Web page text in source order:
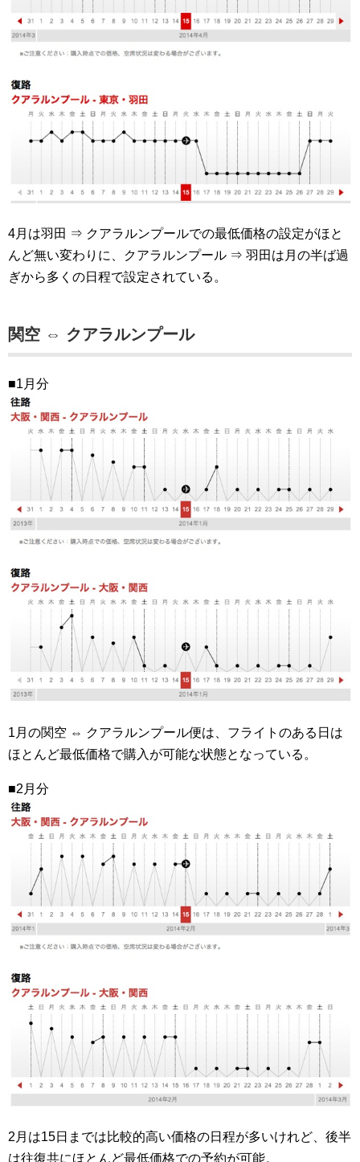
4月は羽田 ⇒ クアラルンプールでの最低価格の設定がほと
んど無い変わりに、クアラルンプール ⇒ 羽田は月の半ば過
ぎから多くの日程で設定されている。
関空 ⇔ クアラルンプール
■1月分
1月の関空 ⇔ クアラルンプール便は、フライトのある日は
ほとんど最低価格で購入が可能な状態となっている。
■2月分
2月は15日までは比較的高い価格の日程が多いけれど、後半
は往復共にほとんど最低価格での予約が可能。